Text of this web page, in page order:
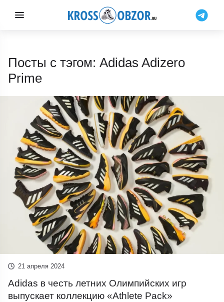
Посты с тэгом: Adidas Adizero
Prime
21 апреля 2024
Adidas в честь летних Олимпийских игр
выпускает коллекцию «Athlete Pack»